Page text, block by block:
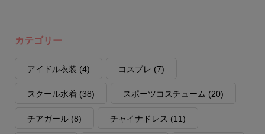
カテゴリー
アイドル衣装 (4) コスプレ (7)
スクール水着 (38) スポーツコスチューム (20)
チアガール(8) チャイナドレス (11)